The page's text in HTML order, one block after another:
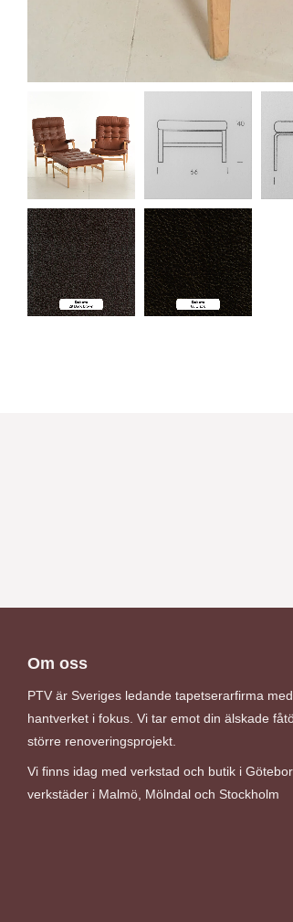
Om oss
PTV är Sveriges ledande tapetserarfirma
hantverket i fokus. Vi tar emot din älskade
större renoveringsprojekt.
Vi finns idag med verkstad och butik i
verkstäder i Malmö, Mölndal och Stockholm